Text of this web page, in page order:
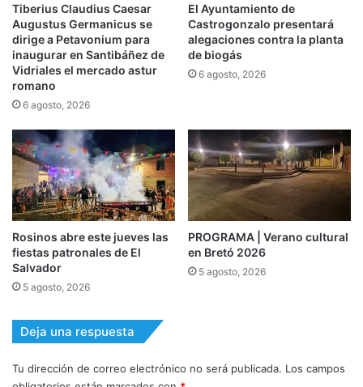
Tiberius Claudius Caesar
Augustus Germanicus se
dirige a Petavonium para
inaugurar en Santibáñez de
Vidriales el mercado astur
romano
6 agosto, 2026
El Ayuntamiento de
Castrogonzalo presentará
alegaciones contra la planta
de biogás
6 agosto, 2026
Rosinos abre este jueves las
fiestas patronales de El
Salvador
5 agosto, 2026
PROGRAMA | Verano cultural
en Bretó 2026
5 agosto, 2026
Deja una respuesta
Tu dirección de correo electrónico no será publicada. Los campos